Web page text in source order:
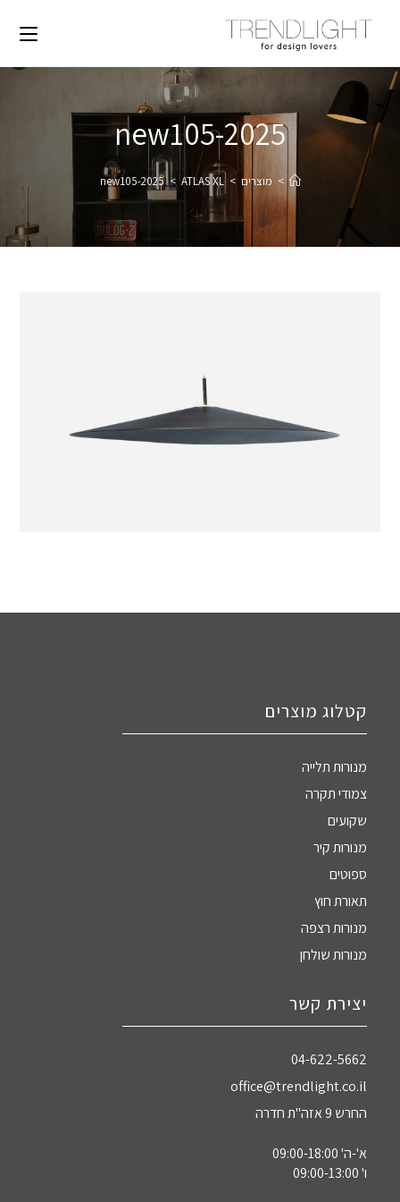
2025-new105
> מוצרים >
ATLAS XL
>
2025-new105
קטלוג מוצרים
מנורות תלייה
צמודי תקרה
שקועים
מנורות קיר
ספוטים
תאורת חוץ
מנורות רצפה
מנורות שולחן
יצירת קשר
04-622-5662‏
office@trendlight.co.il
החרש 9 אזה"ת חדרה
א'-ה' 09:00-18:00
ו' 09:00-13:00